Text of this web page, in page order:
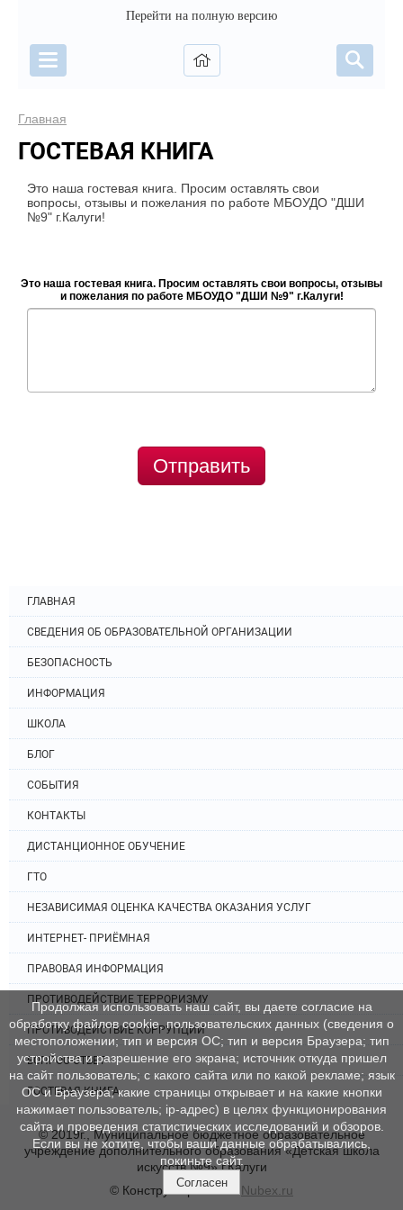
Перейти на полную версию
Главная
ГОСТЕВАЯ КНИГА
Это наша гостевая книга. Просим оставлять свои
вопросы, отзывы и пожелания по работе МБОУДО "ДШИ
№9" г.Калуги!
Это наша гостевая книга. Просим оставлять свои вопросы, отзывы
и пожелания по работе МБОУДО "ДШИ №9" г.Калуги!
Отправить
ГЛАВНАЯ
СВЕДЕНИЯ ОБ ОБРАЗОВАТЕЛЬНОЙ ОРГАНИЗАЦИИ
БЕЗОПАСНОСТЬ
ИНФОРМАЦИЯ
ШКОЛА
БЛОГ
СОБЫТИЯ
КОНТАКТЫ
ДИСТАНЦИОННОЕ ОБУЧЕНИЕ
ГТО
НЕЗАВИСИМАЯ ОЦЕНКА КАЧЕСТВА ОКАЗАНИЯ УСЛУГ
ИНТЕРНЕТ- ПРИЁМНАЯ
ПРАВОВАЯ ИНФОРМАЦИЯ
ПРОТИВОДЕЙСТВИЕ ТЕРРОРИЗМУ
ПРОТИВОДЕЙСТВИЕ КОРРУПЦИИ
ВОПРОС-ОТВЕТ
ГОСТЕВАЯ КНИГА
© 2019г., Муниципальное бюджетное образовательное
учреждение дополнительного образования «Детская школа
искусств №9» г.Калуги
© Конструктор сайтовNubex.ru
Продолжая использовать наш сайт, вы даете согласие на
обработку файлов cookie, пользовательских данных (сведения о
местоположении; тип и версия ОС; тип и версия Браузера; тип
устройства и разрешение его экрана; источник откуда пришел
на сайт пользователь; с какого сайта или по какой рекламе; язык
ОС и Браузера; какие страницы открывает и на какие кнопки
нажимает пользователь; ip-адрес) в целях функционирования
сайта и проведения статистических исследований и обзоров.
Если вы не хотите, чтобы ваши данные обрабатывались,
покиньте сайт.
Согласен